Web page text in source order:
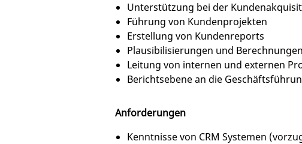
Unterstützung bei der
Führung von Kundenprojekten
Erstellung von Kundenreports
Plausibilisierungen und
Leitung von internen und externen
Berichtsebene an die
Anforderungen
Kenntnisse von CRM Systemen